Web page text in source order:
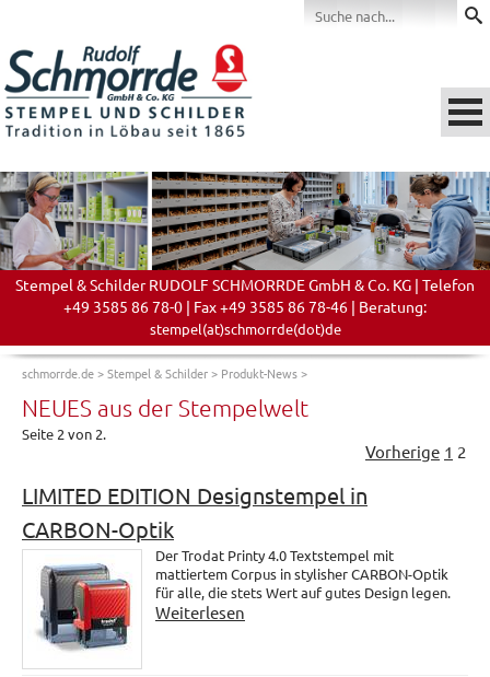
Stempel & Schilder RUDOLF SCHMORRDE GmbH & Co. KG | Telefon
+49 3585 86 78-0 | Fax +49 3585 86 78-46 | Beratung:
stempel(at)schmorrde(dot)de
schmorrde.de>Stempel & Schilder> Produkt-News>
NEUES aus der Stempelwelt
Seite 2 von 2.
Vorherige 1 2
LIMITED EDITION Designstempel in
CARBON-Optik
Der Trodat Printy 4.0 Textstempel mit
mattiertem Corpus in stylisher CARBON-Optik
für alle, die stets Wert auf gutes Design legen.
Weiterlesen